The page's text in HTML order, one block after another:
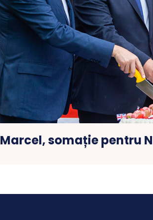
Marcel, somație pentru